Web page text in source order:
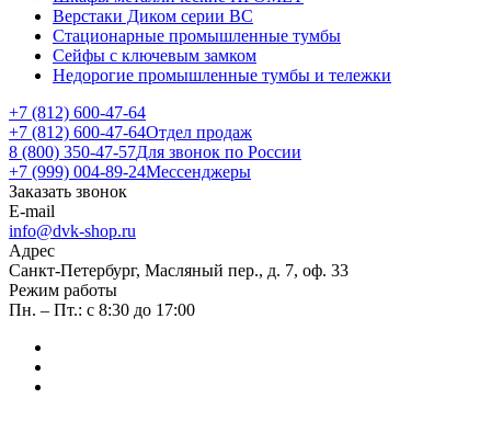
Верстаки Диком серии ВС
Стационарные промышленные тумбы
Сейфы с ключевым замком
Недорогие промышленные тумбы и тележки
+7 (812) 600-47-64
+7 (812) 600-47-64Отдел продаж
8 (800) 350-47-57Для звонок по России
+7 (999) 004-89-24Мессенджеры
Заказать звонок
E-mail
info@dvk-shop.ru
Адрес
Санкт-Петербург, Масляный пер., д. 7, оф. 33
Режим работы
Пн. – Пт.: с 8:30 до 17:00